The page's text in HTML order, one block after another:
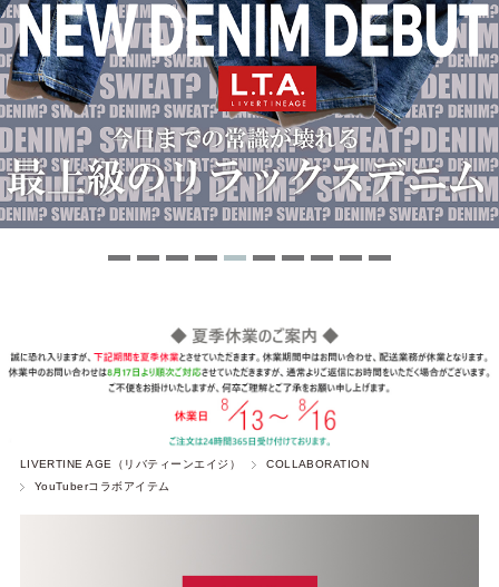
LIVERTINE AGE（リバティーンエイジ）
COLLABORATION
YouTuberコラボアイテム